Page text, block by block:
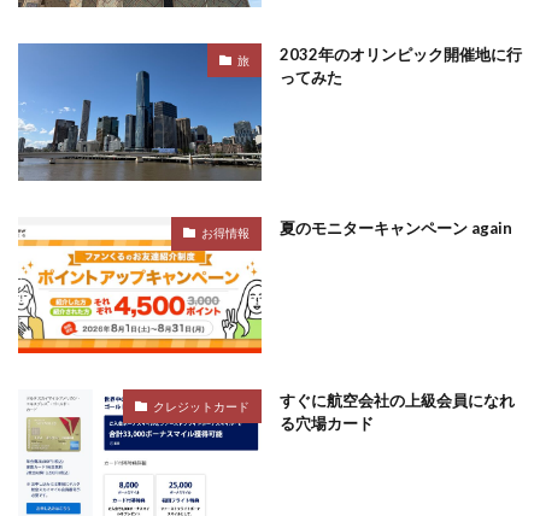
旅
2032年のオリンピック開催地に行
ってみた
お得情報 夏のモニターキャンペーン again
クレジットカード
すぐに航空会社の上級会員になれ
る穴場カード